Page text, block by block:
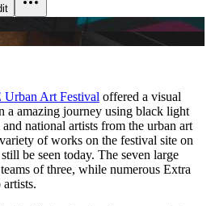
Art Festival offered a visual
a amazing journey using black light
national artists from the urban art
of works on the festival site on
be seen today. The seven large
of three, while numerous Extra